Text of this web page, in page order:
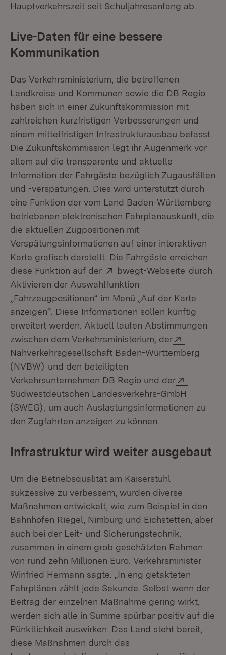
Hauptverkehrszeit seit Schuljahresanfang ab.
Live-Daten für eine bessere
Kommunikation
Das Verkehrsministerium, die betroffenen
Landkreise und Kommunen sowie die DB Regio
haben sich in einer Zukunftskommission mit
zahlreichen kurzfristigen Verbesserungen und
einem mittelfristigen Infrastrukturausbau befasst.
Die Zukunftskommission legt ihr Augenmerk vor
allem auf die transparente und aktuelle
Information der Fahrgäste bezüglich Zugausfällen
und -verspätungen. Dies wird unterstützt durch
eine Funktion der vom Land Baden-Württemberg
betriebenen elektronischen Fahrplanauskunft, die
die aktuellen Zugpositionen mit
Verspätungsinformationen auf einer interaktiven
Karte grafisch darstellt. Die Fahrgäste erreichen
diese Funktion auf der
Extern:
bwegt-Webseite (Öffnet
durch
Aktivieren der Auswahlfunktion
„Fahrzeugpositionen“ im Menü „Auf der Karte
anzeigen“. Diese Informationen sollen künftig
erweitert werden. Aktuell laufen Abstimmungen
zwischen dem Verkehrsministerium, der
Nahverkehrsgesellschaft Baden-Württemberg
(NVBW) (Öffnet in neuem Fenster)
und den beteiligten
Verkehrsunternehmen DB Regio und der
Südwestdeutschen Landesverkehrs-GmbH
(SWEG) (Öffnet in neuem Fenster)
, um auch Auslastungsinformationen zu
den Zugfahrten anzeigen zu können.
Infrastruktur wird weiter ausgebaut
Um die Betriebsqualität am Kaiserstuhl
sukzessive zu verbessern, wurden diverse
Maßnahmen entwickelt, wie zum Beispiel in den
Bahnhöfen Riegel, Nimburg und Eichstetten, aber
auch bei der Leit- und Sicherungstechnik,
zusammen in einem grob geschätzten Rahmen
von rund zehn Millionen Euro. Verkehrsminister
Winfried Hermann sagte: „In eng getakteten
Fahrplänen zählt jede Sekunde. Selbst wenn der
Beitrag der einzelnen Maßnahme gering wirkt,
werden sich alle in Summe spürbar positiv auf die
Pünktlichkeit auswirken. Das Land steht bereit,
diese Maßnahmen durch das